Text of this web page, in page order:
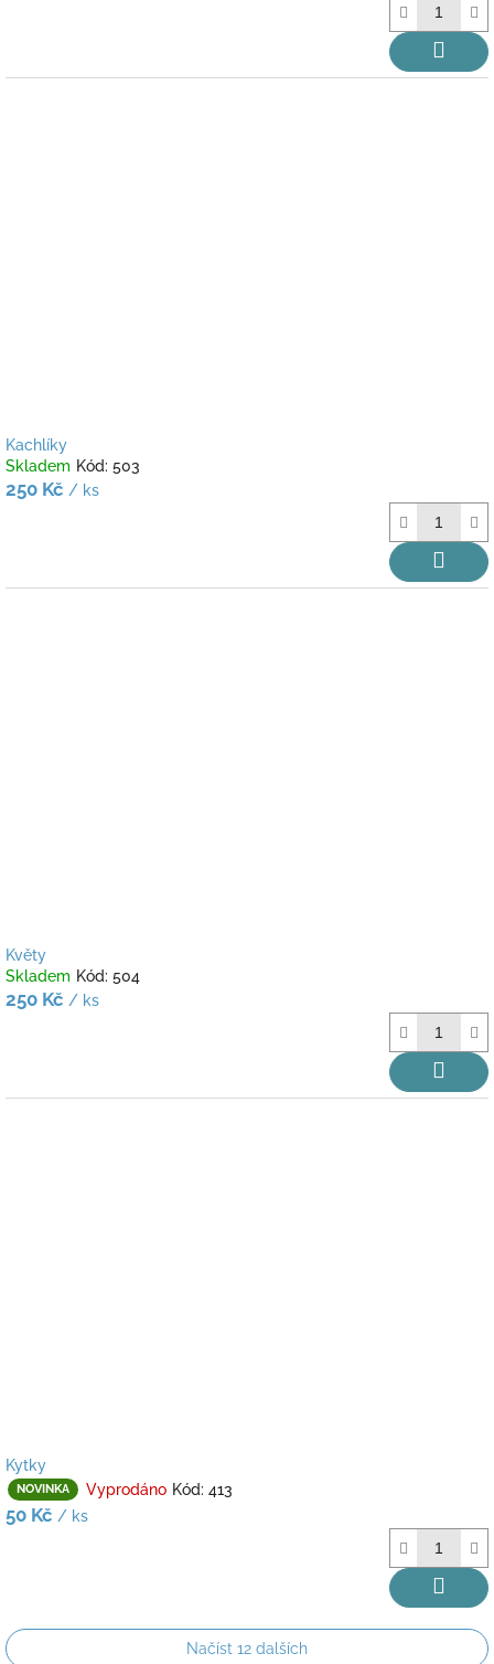
Kachlíky
Skladem Kód: 503
250 Kč / ks
Květy
Skladem Kód: 504
250 Kč / ks
Kytky
NOVINKA Vyprodáno Kód: 413
50 Kč / ks
Načíst 12 dalších